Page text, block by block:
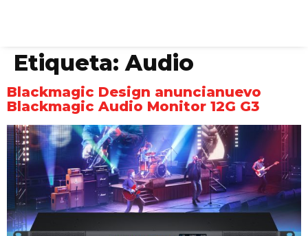
Etiqueta:Audio
Blackmagic Design anuncianuevo
Blackmagic Audio Monitor 12G G3